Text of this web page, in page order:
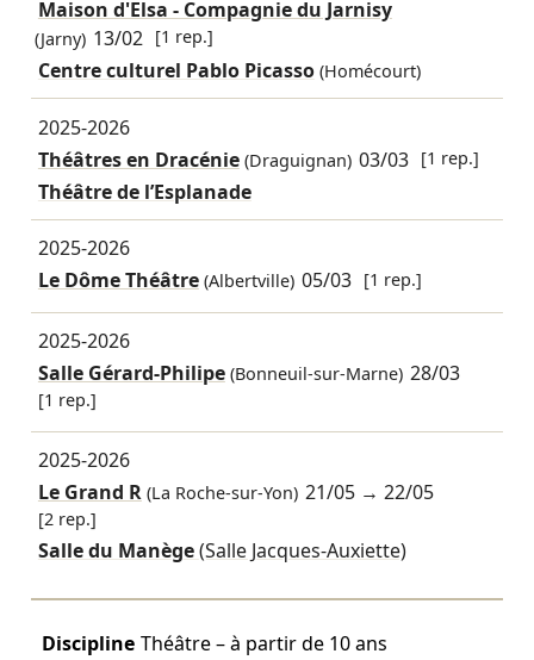
Maison d'Elsa - Compagnie du Jarnisy
(Jarny) 13/02 [1 rep.]
Centre culturel Pablo Picasso (Homécourt)
2025-2026
Théâtres en Dracénie(Draguignan) 03/03 [1 rep.]
Théâtre de l’Esplanade
2025-2026
Le Dôme Théâtre(Albertville) 05/03 [1 rep.]
2025-2026
Salle Gérard-Philipe(Bonneuil-sur-Marne) 28/03
[1 rep.]
2025-2026
Le Grand R(La Roche-sur-Yon) 21/05 →22/05
[2 rep.]
Salle du Manège(Salle Jacques-Auxiette)
Discipline Théâtre – à partir de 10 ans